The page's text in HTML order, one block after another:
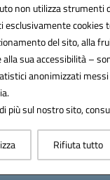
non utilizza strumenti
esclusivamente cookies
del sito, alla
sua accessibilità –
anonimizzati messi
più sul nostro sito,
Rifiuta tutto